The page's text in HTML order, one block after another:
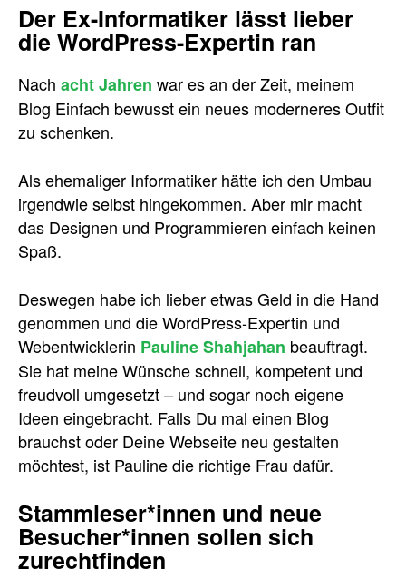
Der Ex-Informatiker lässt lieber
die WordPress-Expertin ran
Nach acht Jahren war es an der Zeit, meinem
Blog Einfach bewusst ein neues moderneres Outfit
zu schenken.
Als ehemaliger Informatiker hätte ich den Umbau
irgendwie selbst hingekommen. Aber mir macht
das Designen und Programmieren einfach keinen
Spaß.
Deswegen habe ich lieber etwas Geld in die Hand
genommen und die WordPress-Expertin und
Webentwicklerin Pauline Shahjahan beauftragt.
Sie hat meine Wünsche schnell, kompetent und
freudvoll umgesetzt – und sogar noch eigene
Ideen eingebracht. Falls Du mal einen Blog
brauchst oder Deine Webseite neu gestalten
möchtest, ist Pauline die richtige Frau dafür.
Stammleser*innen und neue
Besucher*innen sollen sich
zurechtfinden